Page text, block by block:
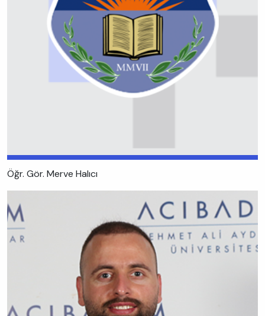
Öğr. Gör. Merve Halıcı